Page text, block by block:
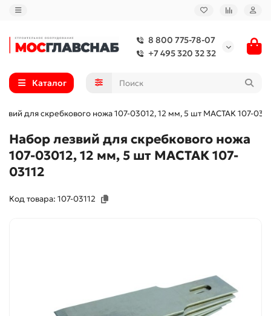
8 800 775-78-07
+7 495 320 32 32
Каталог
для скребкового ножа 107-03012, 12 мм, 5 шт МАСТАК 107-
Набор лезвий для скребкового ножа
107-03012, 12 мм, 5 шт МАСТАК 107-
03112
Код товара: 107-03112